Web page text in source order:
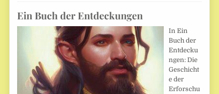
Ein Buch der Entdeckungen
In Ein
Buch der
Entdecku
ngen: Die
Geschicht
e der
Erforschu